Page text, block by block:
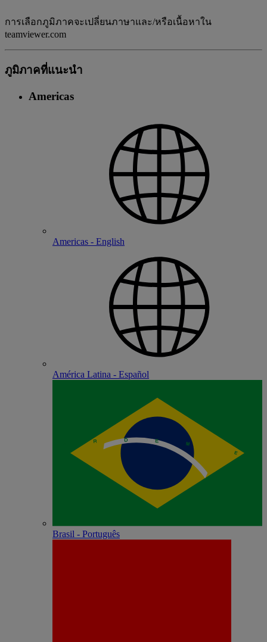
การเลือกภูมิภาคจะเปลี่ยนภาษาและ/หรือเนื้อหาใน
teamviewer.com
ภูมิภาคที่แนะนํา
Americas
Americas - English
América Latina - Español
Brasil - Português